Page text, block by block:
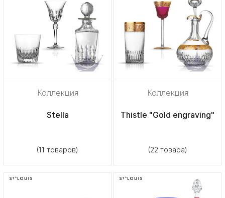
Коллекция
Stella
(11 товаров)
Коллекция
Thistle "Gold engraving"
(22 товара)